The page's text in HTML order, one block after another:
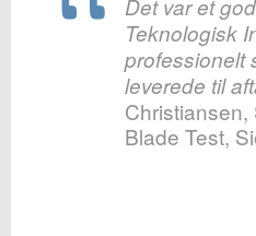
Det var et
Teknologisk
professionelt
leverede til
Blade Test,